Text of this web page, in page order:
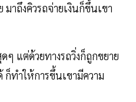
าถึงคิวรถจ่ายเงินก็ขึ้นเขา
ๆ แต่ด้วยทางรถวิ่งก็ถูกขยาย
ก็ทำให้การขึ้นเขามีความ